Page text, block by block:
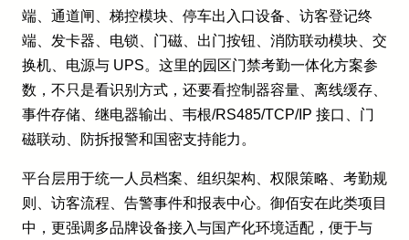
端、通道闸、梯控模块、停车出入口设备、访客登记终
端、发卡器、电锁、门磁、出门按钮、消防联动模块、交
换机、电源与 UPS。这里的园区门禁考勤一体化方案参
数，不只是看识别方式，还要看控制器容量、离线缓存、
事件存储、继电器输出、韦根/RS485/TCP/IP 接口、门
磁联动、防拆报警和国密支持能力。
平台层用于统一人员档案、组织架构、权限策略、考勤规
则、访客流程、告警事件和报表中心。御佰安在此类项目
中，更强调多品牌设备接入与国产化环境适配，便于与